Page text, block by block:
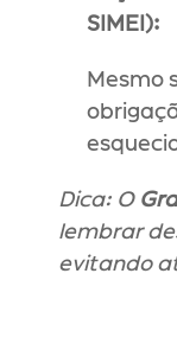
SIMEI):
Mesmo
Dica: O
lembrar
evitando